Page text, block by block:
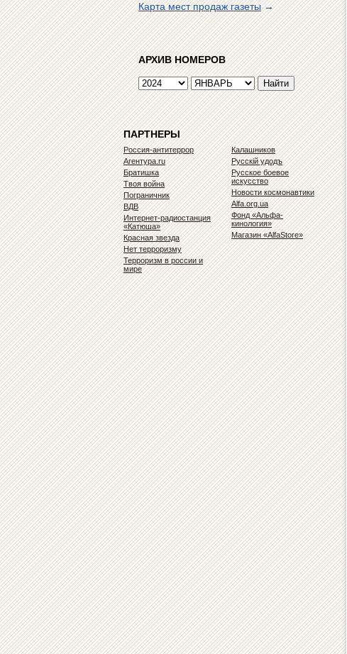
Карта мест продаж газеты→
АРХИВ НОМЕРОВ
ПАРТНЕРЫ
Россия-антитеррор
Агентура.ru
Братишка
Твоя война
Пограничник
ВДВ
Интернет-радиостанция
«Катюша»
Красная звезда
Нет терроризму
Терроризм в россии и
мире
Калашников
Русскiй удодъ
Русское боевое
искусство
Новости космонавтики
Alfa.org.ua
Фонд «Альфа-
кинология»
Магазин «AlfaStore»